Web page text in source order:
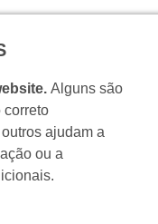
Alguns são
correto
ajudam a
ou a